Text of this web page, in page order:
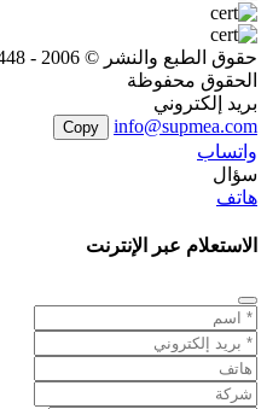
الحقوق محفوظة
بريد إلكتروني
info@supmea.com
Copy
واتساب
سؤال
هاتف
الاستعلام عبر الإنترنت